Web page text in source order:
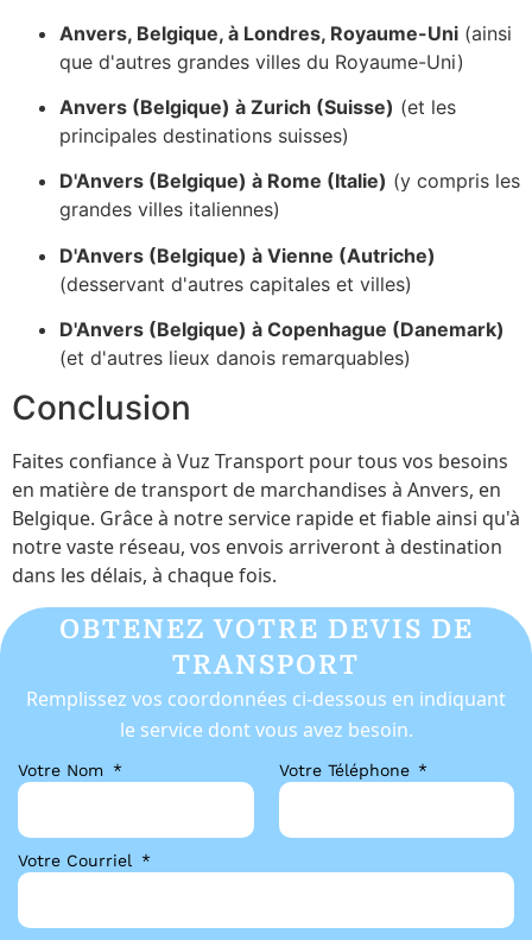
Anvers, Belgique, à Londres, Royaume-Uni (ainsi
que d'autres grandes villes du Royaume-Uni)
Anvers (Belgique) à Zurich (Suisse) (et les
principales destinations suisses)
D'Anvers (Belgique) à Rome (Italie) (y compris les
grandes villes italiennes)
D'Anvers (Belgique) à Vienne (Autriche)
(desservant d'autres capitales et villes)
D'Anvers (Belgique) à Copenhague (Danemark)
(et d'autres lieux danois remarquables)
Conclusion
Faites confiance à Vuz Transport pour tous vos besoins
en matière de transport de marchandises à Anvers, en
Belgique. Grâce à notre service rapide et fiable ainsi qu'à
notre vaste réseau, vos envois arriveront à destination
dans les délais, à chaque fois.
OBTENEZ VOTRE DEVIS DE
TRANSPORT
Remplissez vos coordonnées ci-dessous en indiquant
le service dont vous avez besoin.
Votre Nom Votre Téléphone
Votre Courriel